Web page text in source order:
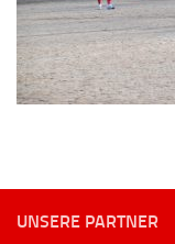
UNSERE PARTNER